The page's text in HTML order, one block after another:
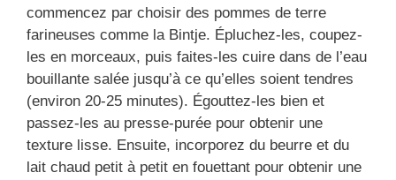
commencez par choisir des pommes de terre
farineuses comme la Bintje. Épluchez-les, coupez-
les en morceaux, puis faites-les cuire dans de l’eau
bouillante salée jusqu’à ce qu’elles soient tendres
(environ 20-25 minutes). Égouttez-les bien et
passez-les au presse-purée pour obtenir une
texture lisse. Ensuite, incorporez du beurre et du
lait chaud petit à petit en fouettant pour obtenir une